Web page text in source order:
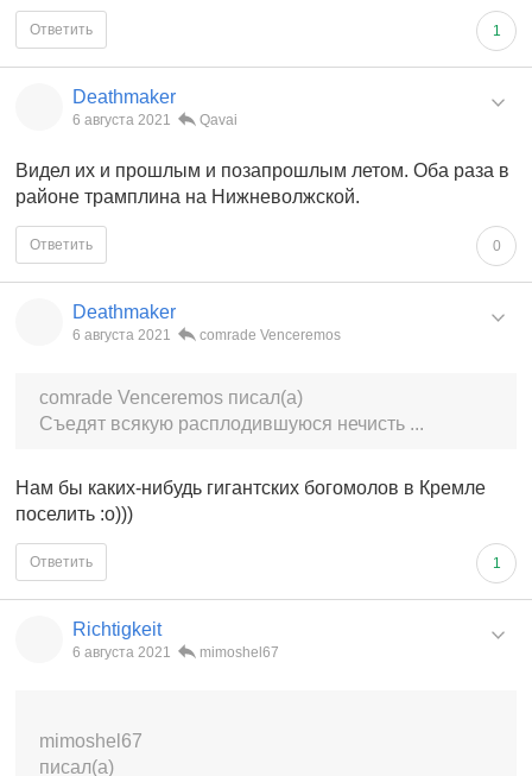
1
Ответить
Deathmaker
6 августа 2021 Qavai
Видел их и прошлым и позапрошлым летом. Оба раза в
районе трамплина на Нижневолжской.
0
Ответить
Deathmaker
6 августа 2021 comrade Venceremos
comrade Venceremos писал(а)
Съедят всякую расплодившуюся нечисть ...
Нам бы каких-нибудь гигантских богомолов в Кремле
поселить :о)))
1
Ответить
Richtigkeit
6 августа 2021 mimoshel67
mimoshel67
писал(а)